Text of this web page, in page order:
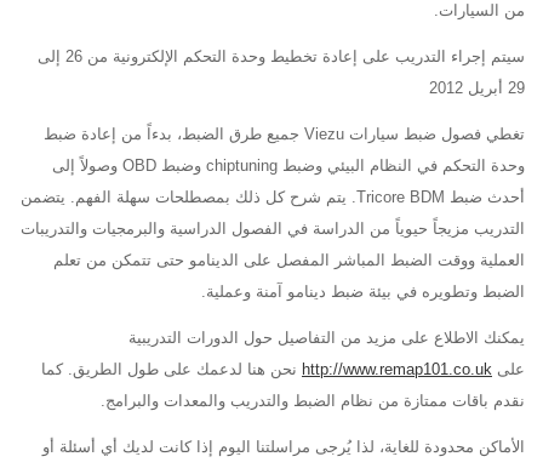
من السيارات.
سيتم إجراء التدريب على إعادة تخطيط وحدة التحكم الإلكترونية من 26 إلى
29 أبريل 2012
تغطي فصول ضبط سيارات Viezu جميع طرق الضبط، بدءاً من إعادة ضبط
وحدة التحكم في النظام البيئي وضبط chiptuning وضبط OBD وصولاً إلى
أحدث ضبط Tricore BDM. يتم شرح كل ذلك بمصطلحات سهلة الفهم. يتضمن
التدريب مزيجاً حيوياً من الدراسة في الفصول الدراسية والبرمجيات والتدريبات
العملية ووقت الضبط المباشر المفصل على الدينامو حتى تتمكن من تعلم
الضبط وتطويره في بيئة ضبط دينامو آمنة وعملية.
يمكنك الاطلاع على مزيد من التفاصيل حول الدورات التدريبية
على http://www.remap101.co.uk نحن هنا لدعمك على طول الطريق. كما
نقدم باقات ممتازة من نظام الضبط والتدريب والمعدات والبرامج.
الأماكن محدودة للغاية، لذا يُرجى مراسلتنا اليوم إذا كانت لديك أي أسئلة أو